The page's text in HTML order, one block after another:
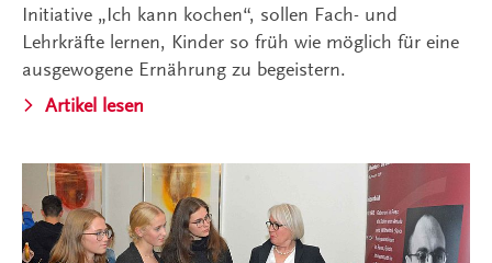
Initiative „Ich kann kochen“, sollen Fach- und
Lehrkräfte lernen, Kinder so früh wie möglich für eine
ausgewogene Ernährung zu begeistern.
Artikel lesen